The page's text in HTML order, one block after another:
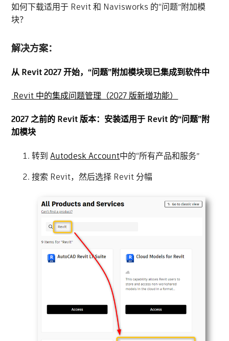
如何下载适用于 Revit 和 Navisworks 的“问题”附加模
块？
解决方案：
从 Revit 2027 开始，“问题”附加模块现已集成到软件中
Revit 中的集成问题管理（2027 版新增功能）
2027 之前的 Revit 版本：安装适用于 Revit 的“问题”附
加模块
转到Autodesk Account中的“所有产品和服务”
搜索 Revit，然后选择 Revit 分幅